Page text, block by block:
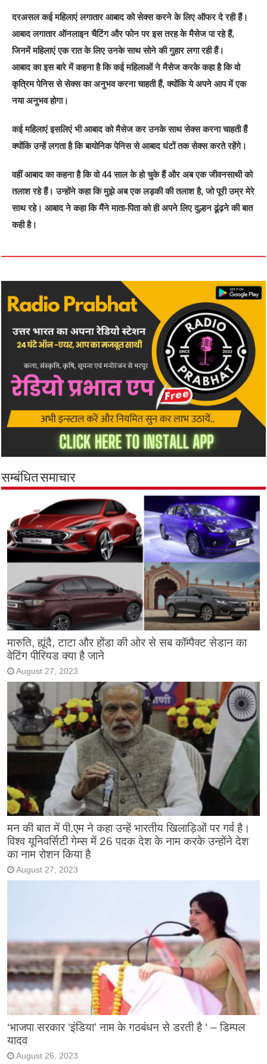
दरअसल कई महिलाएं लगातार आबाद को सेक्स करने के लिए ऑफर दे रही हैं।
आबाद लगातार ऑनलाइन चैटिंग और फोन पर इस तरह के मैसेज पा रहे हैं,
जिनमें महिलाएं एक रात के लिए उनके साथ सोने की गुहार लगा रही हैं।
आबाद का इस बारे में कहना है कि कई महिलाओं ने मैसेज करके कहा है कि वो
कृत्रिम पेनिस से सेक्स का अनुभव करना चाहती हैं, क्योंकि ये अपने आप में एक
नया अनुभव होगा।
कई महिलाएं इसलिएं भी आबाद को मैसेज कर उनके साथ सेक्स करना चाहती हैं
क्योंकि उन्हें लगता है कि बायोनिक पेनिस से आबाद घंटों तक सेक्स करते रहेंगे।
वहीं आबाद का कहना है कि वो 44 साल के हो चुके हैं और अब एक जीवनसाथी को
तलाश रहे हैं। उन्होंने कहा कि मुझे अब एक लड़की की तलाश है, जो पूरी उम्र मेरे
साथ रहे। आबाद ने कहा कि मैंने माता-पिता को ही अपने लिए दुल्हन ढूंढ़ने की बात
कही है।
सम्बंधित समाचार
मारुति, ह्यूंदै, टाटा और होंडा की ओर से सब कॉम्पैक्ट सेडान का
वेटिंग पीरियड क्या है जाने
August 27, 2023
मन की बात में पी.एम ने कहा उन्हें भारतीय खिलाड़िओं पर गर्व है।
विश्व यूनिवर्सिटी गेम्स में 26 पदक देश के नाम करके उन्होंने देश
का नाम रोशन किया है
August 27, 2023
‘भाजपा सरकार ‘इंडिया’ नाम के गठबंधन से डरती है ‘ – डिम्पल
यादव
August 26, 2023